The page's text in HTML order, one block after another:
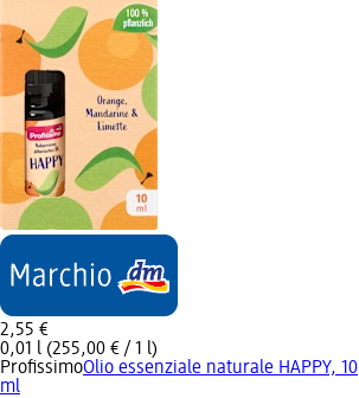
2,55 €
0,01 l (255,00 € / 1 l)
ProfissimoOlio essenziale naturale HAPPY, 10
ml